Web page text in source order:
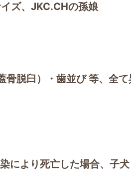
ズ、JKC.CHの孫娘
骨脱臼）・歯並び 等、全て
により死亡した場合、子犬